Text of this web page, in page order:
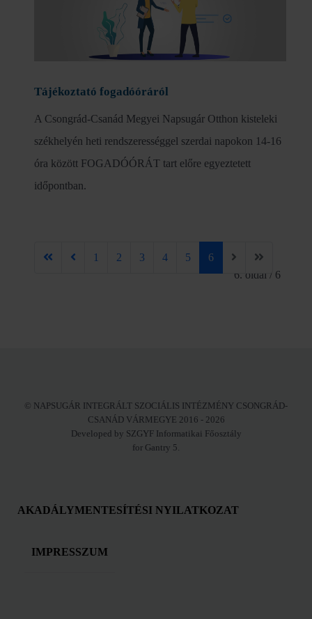
Tájékoztató fogadóóráról
A Csongrád-Csanád Megyei Napsugár Otthon kisteleki
székhelyén heti rendszerességgel szerdai napokon 14-16
óra között FOGADÓÓRÁT tart előre egyeztetett
időpontban.
6. oldal / 6
1 2 3 4 5 6
© NAPSUGÁR INTEGRÁLT SZOCIÁLIS INTÉZMÉNY CSONGRÁD-
CSANÁD VÁRMEGYE 2016 - 2026
Developed by SZGYF Informatikai Főosztály
for Gantry 5.
AKADÁLYMENTESÍTÉSI NYILATKOZAT
IMPRESSZUM